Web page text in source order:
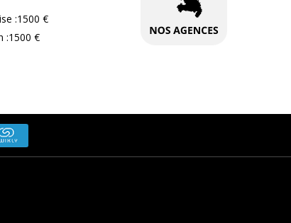
:1500 €
:1500 €